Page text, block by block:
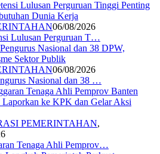
06/08/2026
Lulusan Perguruan T…
06/08/2026
Nasional dan 38 …
PEMERINTAHAN,
Tenaga Ahli Pemprov…